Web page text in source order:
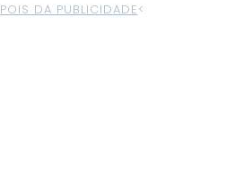
DA PUBLICIDADE<